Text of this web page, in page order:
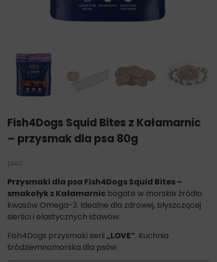
Fish4Dogs Squid Bites z Kałamarnic
– przysmak dla psa 80g
pies
Przysmaki dla psa Fish4Dogs Squid Bites –
smakołyk z Kałamarnic bogate w morskie źródło
kwasów Omega-3. Idealne dla zdrowej, błyszczącej
sierści i elastycznych stawów.
Fish4Dogs przysmaki serii „LOVE”. Kuchnia
śródziemnomorska dla psów.